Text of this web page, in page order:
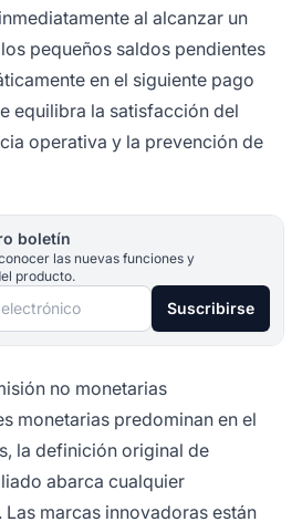
al alcanzar un
pequeños saldos pendientes
en el siguiente pago
equilibra la satisfacción del
operativa y la prevención de
boletín
las nuevas funciones y
producto.
Suscribirse
no monetarias
monetarias predominan en el
la definición original de
abarca cualquier
marcas innovadoras están